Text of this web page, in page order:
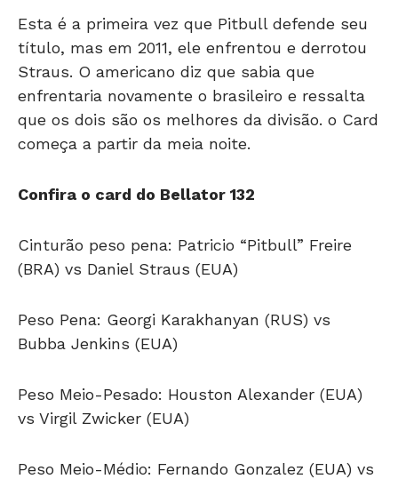
Esta é a primeira vez que Pitbull defende seu
título, mas em 2011, ele enfrentou e derrotou
Straus. O americano diz que sabia que
enfrentaria novamente o brasileiro e ressalta
que os dois são os melhores da divisão. o Card
começa a partir da meia noite.
Confira o card do Bellator 132
Cinturão peso pena: Patricio “Pitbull” Freire
(BRA) vs Daniel Straus (EUA)
Peso Pena: Georgi Karakhanyan (RUS) vs
Bubba Jenkins (EUA)
Peso Meio-Pesado: Houston Alexander (EUA)
vs Virgil Zwicker (EUA)
Peso Meio-Médio: Fernando Gonzalez (EUA) vs